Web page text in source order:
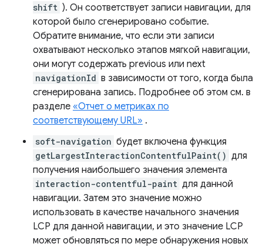
shift ). Он соответствует записи навигации, для
которой было сгенерировано событие.
Обратите внимание, что если эти записи
охватывают несколько этапов мягкой навигации,
они могут содержать previous или next
navigationId в зависимости от того, когда была
сгенерирована запись. Подробнее об этом см. в
разделе «Отчет о метриках по
соответствующему URL» .
soft-navigation будет включена функция
getLargestInteractionContentfulPaint() для
получения наибольшего значения элемента
interaction-contentful-paint для данной
навигации. Затем это значение можно
использовать в качестве начального значения
LCP для данной навигации, и это значение LCP
может обновляться по мере обнаружения новых